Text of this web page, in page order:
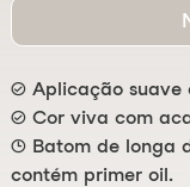
✓ Aplicação suave
✓ Cor viva com
🕒 Batom de longa
contém primer oil.